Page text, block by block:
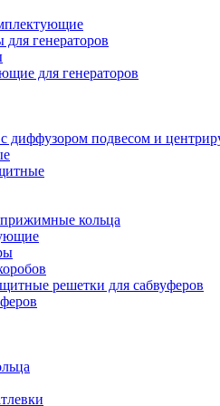
для генераторов
для генераторов
диффузором подвесом и
кольца
решетки для сабвуферов